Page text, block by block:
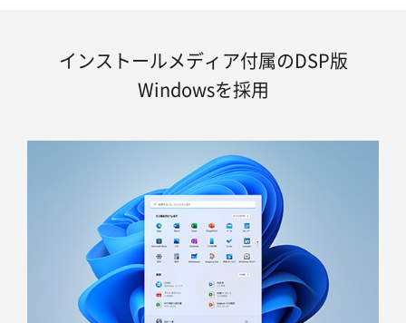
インストールメディア付属のDSP版
Windowsを採用